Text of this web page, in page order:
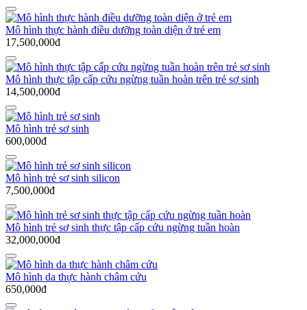
Mô hình thực hành điều dưỡng toàn diện ở trẻ em
17,500,000đ
Mô hình thực tập cấp cứu ngừng tuần hoàn trên trẻ sơ sinh
14,500,000đ
Mô hình trẻ sơ sinh
600,000đ
Mô hình trẻ sơ sinh silicon
7,500,000đ
Mô hình trẻ sơ sinh thực tập cấp cứu ngừng tuần hoàn
32,000,000đ
Mô hình da thực hành châm cứu
650,000đ